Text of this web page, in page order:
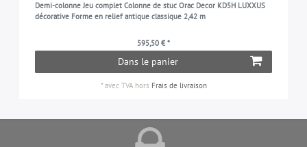
Demi-colonne Jeu complet Colonne de stuc Orac Decor KD5H LUXXUS
décorative Forme en relief antique classique 2,42 m
595,50 € *
Dans le panier
*avec TVAhors Frais de livraison